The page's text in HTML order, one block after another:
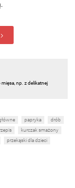
np. z delikatnej
papryka
drób
kurczak smażony
przekąski dla dzieci